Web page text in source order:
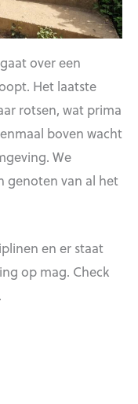
over een
Het laatste
rotsen, wat prima
boven wacht
We
genoten van al het
en er staat
op mag. Check